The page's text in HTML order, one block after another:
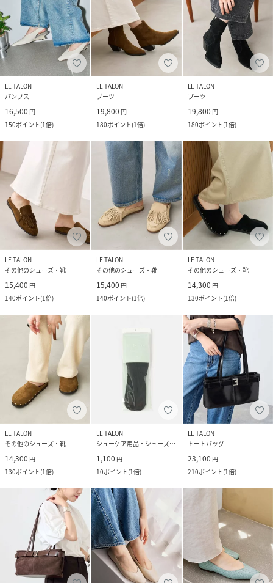
LE TALON
パンプス
16,500 円
150ポイント(1倍)
LE TALON
ブーツ
19,800 円
180ポイント(1倍)
LE TALON
ブーツ
19,800 円
180ポイント(1倍)
LE TALON
その他のシューズ・靴
15,400 円
140ポイント(1倍)
LE TALON
その他のシューズ・靴
15,400 円
140ポイント(1倍)
LE TALON
その他のシューズ・靴
14,300 円
130ポイント(1倍)
LE TALON
その他のシューズ・靴
14,300 円
130ポイント(1倍)
LE TALON
シューケア用品・シューズ小物
1,100 円
10ポイント(1倍)
LE TALON
トートバッグ
23,100 円
210ポイント(1倍)